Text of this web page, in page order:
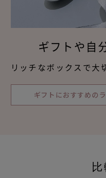
ギフトや自
リッチなボックスで大
ギフトにおすすめの